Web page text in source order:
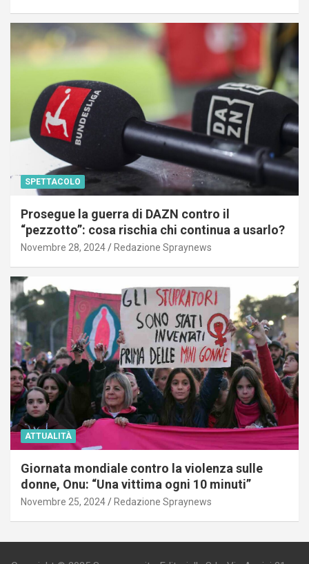
SPETTACOLO
Prosegue la guerra di DAZN contro il
“pezzotto”: cosa rischia chi continua a usarlo?
Novembre 28, 2024 Redazione Spraynews
ATTUALITÀ
Giornata mondiale contro la violenza sulle
donne, Onu: “Una vittima ogni 10 minuti”
Novembre 25, 2024 Redazione Spraynews